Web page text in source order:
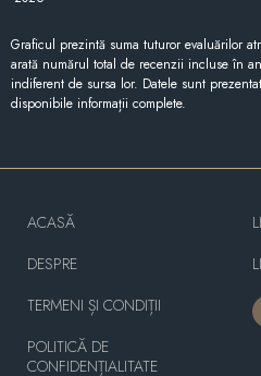
Graficul prezintă suma tuturor evaluărilor
arată numărul total de recenzii incluse în
indiferent de sursa lor. Datele sunt
disponibile informații complete.
ACASĂ
DESPRE
TERMENI ȘI CONDIȚII
POLITICĂ DE
CONFIDENȚIALITATE